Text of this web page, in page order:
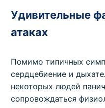
Удивительные
атаках
Помимо типичных
сердцебиение и
некоторых людей
сопровождаться